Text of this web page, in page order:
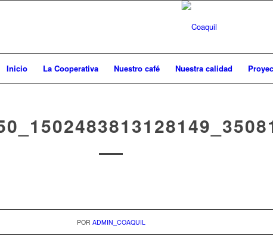
Inicio La Cooperativa Nuestro café Nuestra calidad
POR ADMIN_COAQUIL